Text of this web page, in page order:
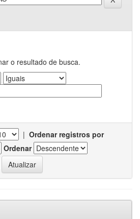
o resultado de busca.
| Ordenar registros por
Ordenar